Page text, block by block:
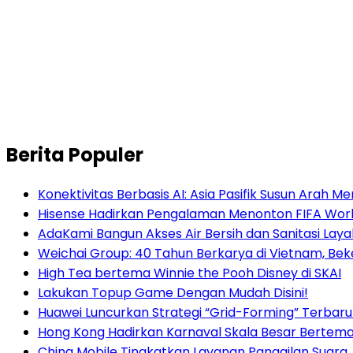
Berita Populer
Konektivitas Berbasis AI: Asia Pasifik Susun Arah
Hisense Hadirkan Pengalaman Menonton FIFA
AdaKami Bangun Akses Air Bersih dan Sanitasi
Weichai Group: 40 Tahun Berkarya di Vietnam,
High Tea bertema Winnie the Pooh Disney di SKAI
Lakukan Topup Game Dengan Mudah Disini!
Huawei Luncurkan Strategi “Grid-Forming”
Hong Kong Hadirkan Karnaval Skala Besar